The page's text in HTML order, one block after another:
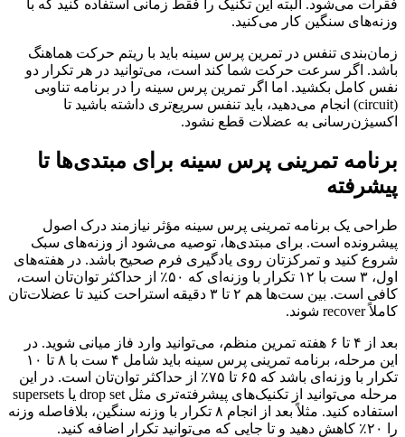
فقرات می‌شود. البته این تکنیک را فقط زمانی استفاده کنید که با
وزنه‌های سنگین کار می‌کنید.
زمان‌بندی تنفس در تمرین پرس سینه باید با ریتم حرکت هماهنگ
باشد. اگر سرعت حرکت شما کند است، می‌توانید در هر تکرار دو
نفس کامل بکشید. اما اگر تمرین پرس سینه را در برنامه تناوبی
(circuit) انجام می‌دهید، باید تنفس سریع‌تری داشته باشید تا
اکسیژن‌رسانی به عضلات قطع نشود.
برنامه تمرینی پرس سینه برای مبتدی‌ها تا
پیشرفته
طراحی یک برنامه تمرینی پرس سینه مؤثر نیازمند درک اصول
پیشرونده است. برای مبتدی‌ها، توصیه می‌شود از وزنه‌های سبک
شروع کنید و تمرکزتان روی یادگیری فرم صحیح باشد. در هفته‌های
اول، ۳ ست با ۱۲ تکرار با وزنه‌ای که ۵۰٪ از حداکثر توان‌تان است،
کافی است. بین ست‌ها هم ۲ تا ۳ دقیقه استراحت کنید تا عضلات‌تان
کاملاً recover شوند.
بعد از ۴ تا ۶ هفته تمرین منظم، می‌توانید وارد فاز میانی شوید. در
این مرحله، برنامه تمرینی پرس سینه باید شامل ۴ ست با ۸ تا ۱۰
تکرار با وزنه‌ای باشد که ۶۵ تا ۷۵٪ از حداکثر توان‌تان است. در این
مرحله می‌توانید از تکنیک‌های پیشرفته‌تری مثل drop set یا supersets
استفاده کنید. مثلاً بعد از انجام ۸ تکرار با وزنه سنگین، بلافاصله وزنه
را ۲۰٪ کاهش دهید و تا جایی که می‌توانید تکرار اضافه کنید.